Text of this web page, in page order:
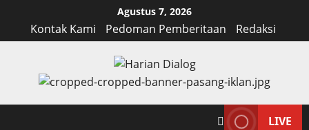
content
Agustus 7, 2026
Kontak Kami Pedoman Pemberitaan Redaksi
LIVE